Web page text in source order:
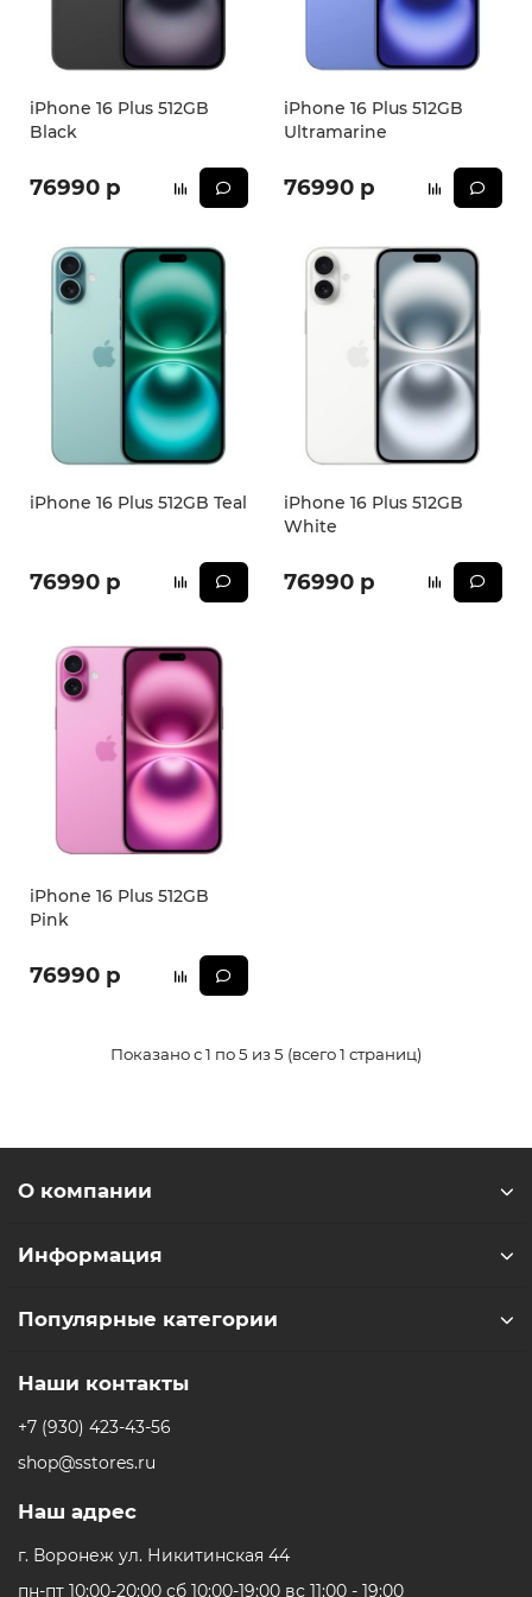
Все категории (12)
iPad Pro 13 M4 (2024)
Все категории (9)
Mac Studio
AirTag
HomePod
Galaxy Z Flip 7
Все категории (17)
iPhone 16 Plus 512GB
Black
76990 р
iPhone 16 Plus 512GB
Ultramarine
76990 р
iPhone 16 Plus 512GB Teal
76990 р
iPhone 16 Plus 512GB
White
76990 р
iPhone 16 Plus 512GB
Pink
76990 р
Показано с 1 по 5 из 5 (всего 1 страниц)
О компании
Информация
Популярные категории
Наши контакты
+7 (930) 423-43-56
shop@sstores.ru
Наш адрес
г. Воронеж ул. Никитинская 44
пн-пт 10:00-20:00 сб 10:00-19:00 вс 11:00 - 19:00